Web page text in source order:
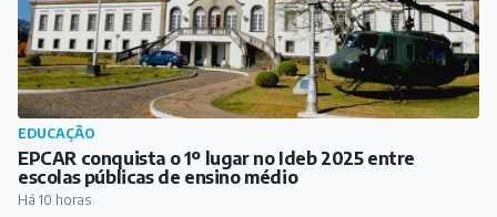
CLIMA EM BARBACENA
Inmet coloca Barbacena e outras cidades mineiras em
alerta para ventos de até 80 km/h